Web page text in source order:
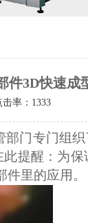
件3D快速成
击率： 1333
门专门组
提醒：为
件里的应用。